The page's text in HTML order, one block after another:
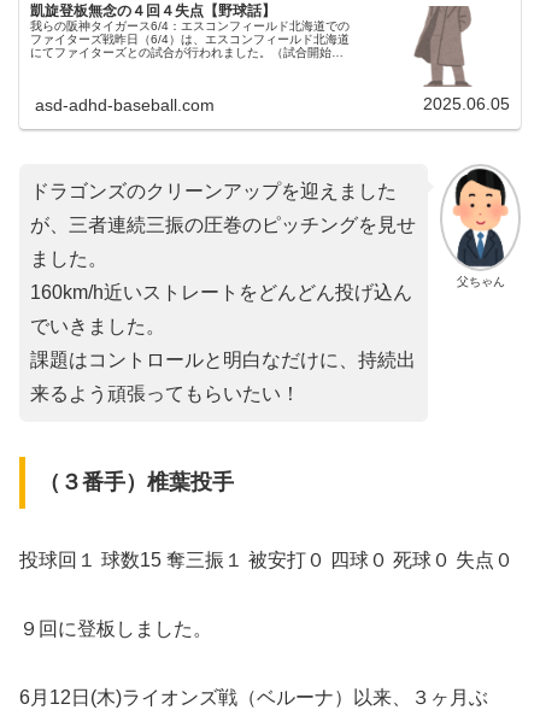
凱旋登板無念の４回４失点【野球話】
我らの阪神タイガース6/4：エスコンフィールド北海道での
ファイターズ戦昨日（6/4）は、エスコンフィールド北海道
にてファイターズとの試合が行われました。（試合開始
asd-adhd-baseball.com 2025.06.05
父ちゃん
ドラゴンズのクリーンアップを迎えました
が、三者連続三振の圧巻のピッチングを見せ
ました。
160km/h近いストレートをどんどん投げ込ん
でいきました。
課題はコントロールと明白なだけに、持続出
来るよう頑張ってもらいたい！
（３番手）椎葉投手
投球回１ 球数15 奪三振１ 被安打０ 四球０ 死球０ 失点０
９回に登板しました。
6月12日(木)ライオンズ戦（ベルーナ）以来、３ヶ月ぶ